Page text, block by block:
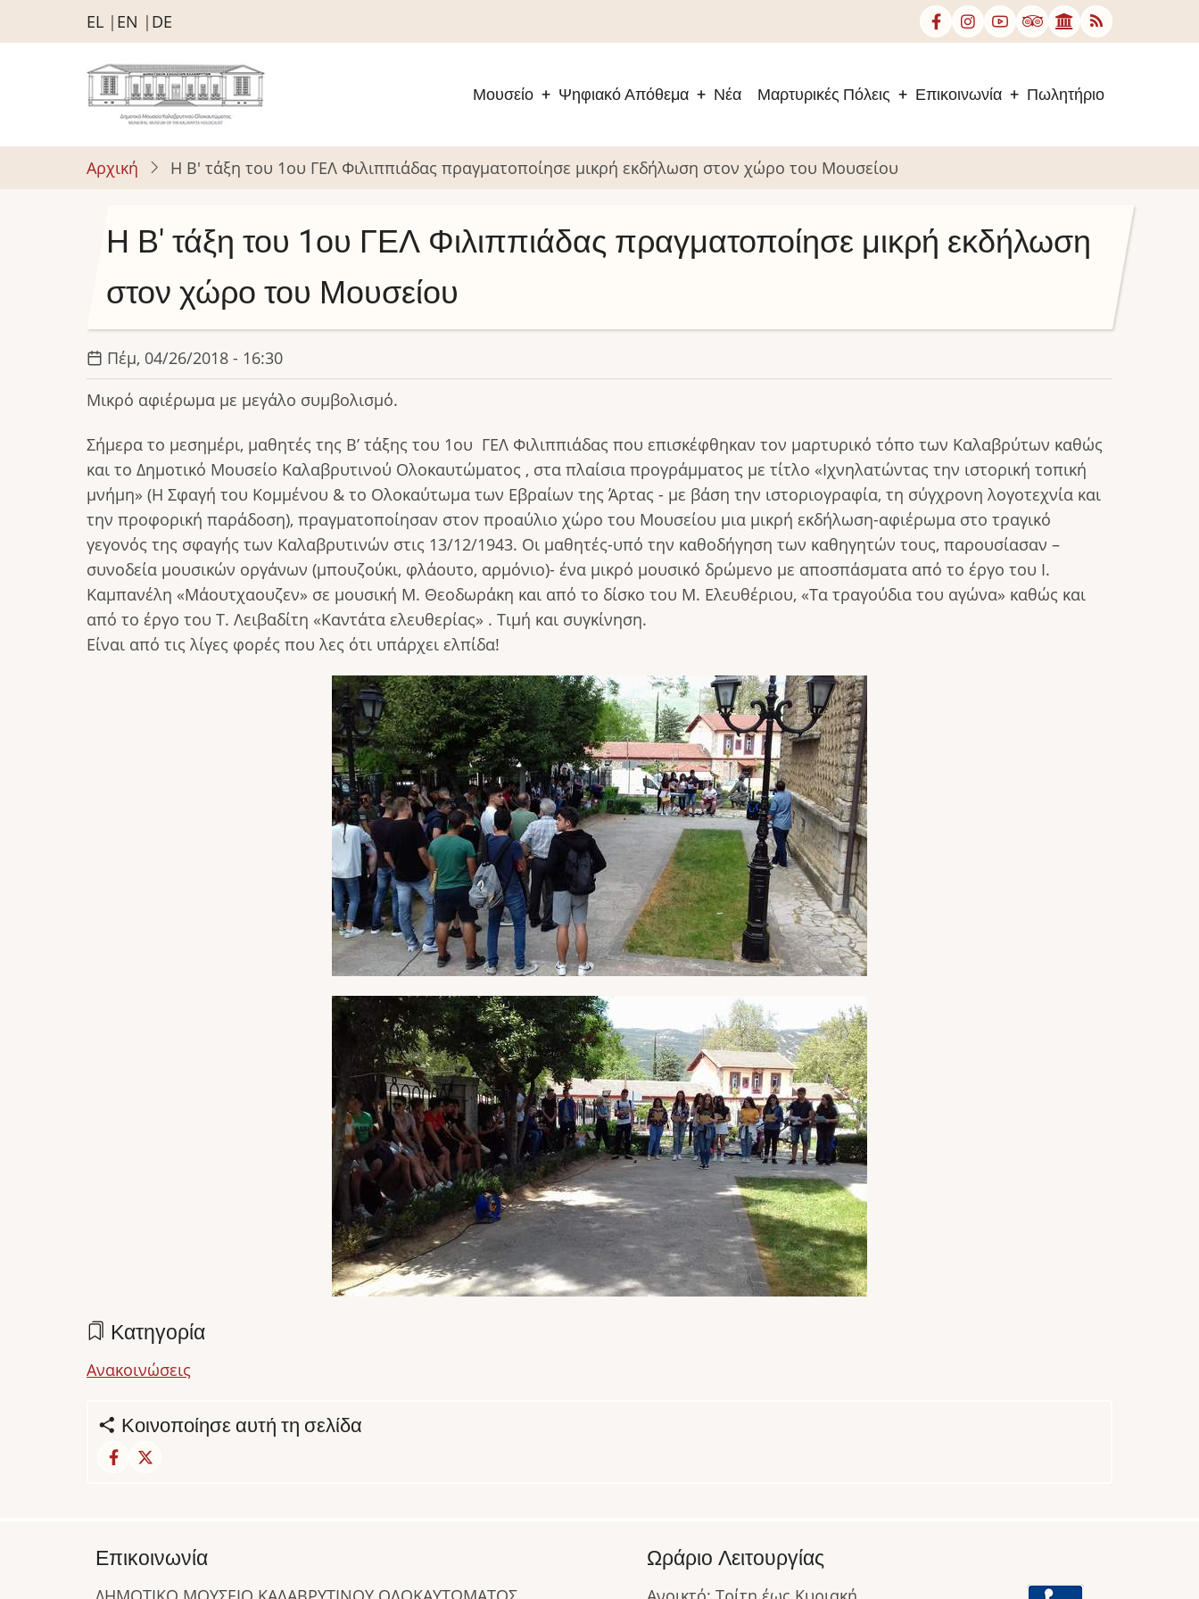
Παράκαμψη
προς
περιεχόμενο
EL EN DE
Μουσείο Ψηφιακό Απόθεμα Νέα Μαρτυρικές Πόλεις Επικοινωνία Πωλητήριο
Αρχική Η Β' τάξη του 1ου ΓΕΛ Φιλιππιάδας πραγματοποίησε μικρή εκδήλωση στον χώρο του Μουσείου
Η Β' τάξη του 1ου ΓΕΛ Φιλιππιάδας πραγματοποίησε μικρή εκδήλωση
στον χώρο του Μουσείου
Πέμ, 04/26/2018 - 16:30
Μικρό αφιέρωμα με μεγάλο συμβολισμό.
Σήμερα το μεσημέρι, μαθητές της Β’ τάξης του 1ου ΓΕΛ Φιλιππιάδας που επισκέφθηκαν τον μαρτυρικό τόπο των Καλαβρύτων καθώς
και το Δημοτικό Μουσείο Καλαβρυτινού Ολοκαυτώματος , στα πλαίσια προγράμματος με τίτλο «Ιχνηλατώντας την ιστορική τοπική
μνήμη» (Η Σφαγή του Κομμένου & το Ολοκαύτωμα των Εβραίων της Άρτας - με βάση την ιστοριογραφία, τη σύγχρονη λογοτεχνία και
την προφορική παράδοση), πραγματοποίησαν στον προαύλιο χώρο του Μουσείου μια μικρή εκδήλωση-αφιέρωμα στο τραγικό
γεγονός της σφαγής των Καλαβρυτινών στις 13/12/1943. Οι μαθητές-υπό την καθοδήγηση των καθηγητών τους, παρουσίασαν –
συνοδεία μουσικών οργάνων (μπουζούκι, φλάουτο, αρμόνιο)- ένα μικρό μουσικό δρώμενο με αποσπάσματα από το έργο του Ι.
Καμπανέλη «Μάουτχαουζεν» σε μουσική Μ. Θεοδωράκη και από το δίσκο του Μ. Ελευθέριου, «Τα τραγούδια του αγώνα» καθώς και
από το έργο του T. Λειβαδίτη «Καντάτα ελευθερίας» . Τιμή και συγκίνηση.
Είναι από τις λίγες φορές που λες ότι υπάρχει ελπίδα!
Κατηγορία
Ανακοινώσεις
Κοινοποίησε αυτή τη σελίδα
Επικοινωνία Ωράριο Λειτουργίας